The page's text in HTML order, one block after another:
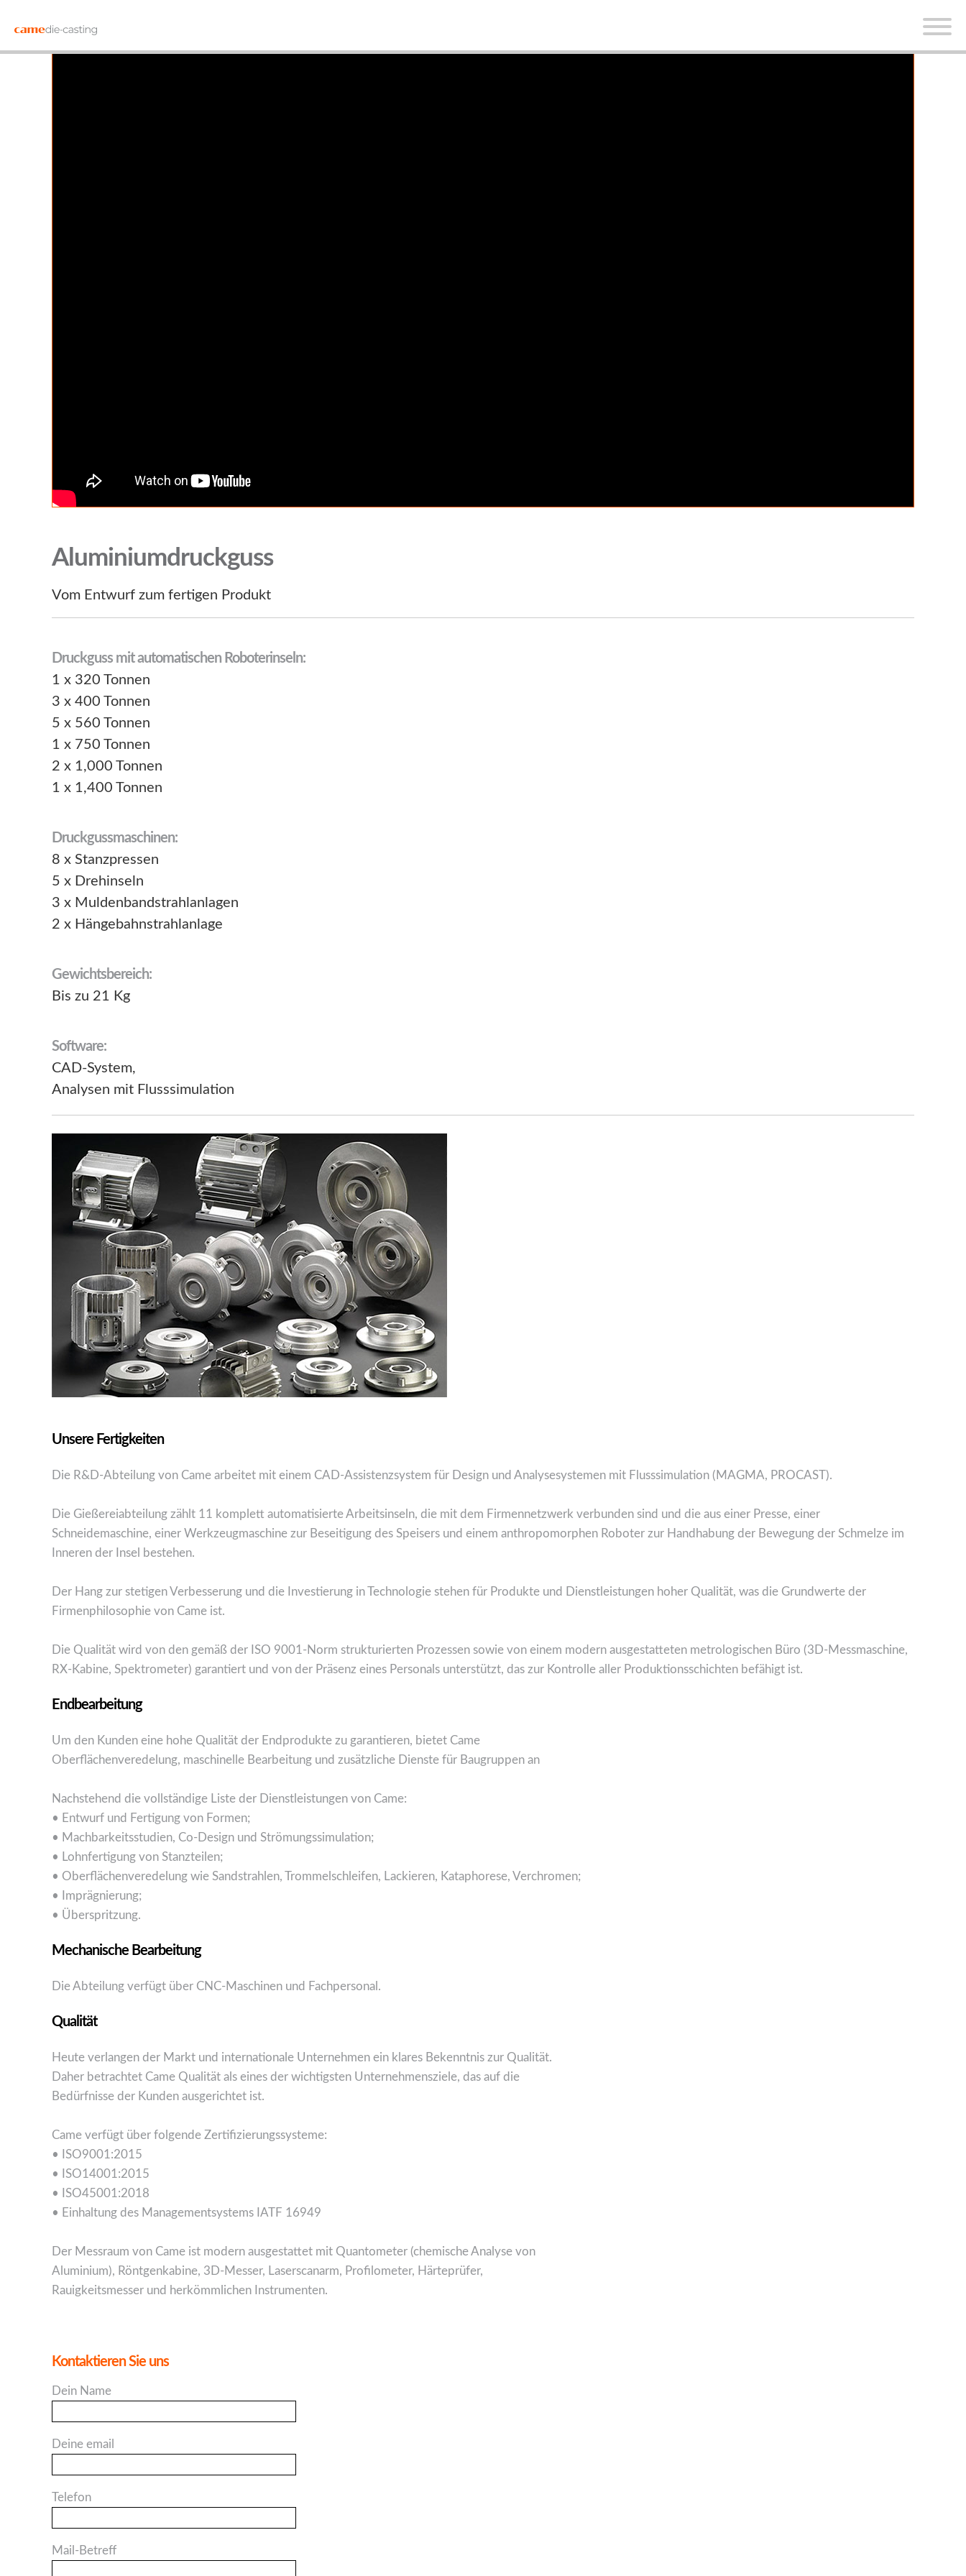
Aluminiumdruckguss
Vom Entwurf zum fertigen Produkt
Druckguss mit automatischen Roboterinseln:
1 x 320 Tonnen
3 x 400 Tonnen
5 x 560 Tonnen
1 x 750 Tonnen
2 x 1,000 Tonnen
1 x 1,400 Tonnen
Druckgussmaschinen:
8 x Stanzpressen
5 x Drehinseln
3 x Muldenbandstrahlanlagen
2 x Hängebahnstrahlanlage
Gewichtsbereich:
Bis zu 21 Kg
Software:
CAD-System,
Analysen mit Flusssimulation
Unsere Fertigkeiten
Die R&D-Abteilung von Came arbeitet mit einem CAD-Assistenzsystem für Design und Analysesystemen mit Flusssimulation (MAGMA, PROCAST).
Die Gießereiabteilung zählt 11 komplett automatisierte Arbeitsinseln, die mit dem Firmennetzwerk verbunden sind und die aus einer Presse, einer
Schneidemaschine, einer Werkzeugmaschine zur Beseitigung des Speisers und einem anthropomorphen Roboter zur Handhabung der Bewegung der Schmelze im
Inneren der Insel bestehen.
Der Hang zur stetigen Verbesserung und die Investierung in Technologie stehen für Produkte und Dienstleistungen hoher Qualität, was die Grundwerte der
Firmenphilosophie von Came ist.
Die Qualität wird von den gemäß der ISO 9001-Norm strukturierten Prozessen sowie von einem modern ausgestatteten metrologischen Büro (3D-Messmaschine,
RX-Kabine, Spektrometer) garantiert und von der Präsenz eines Personals unterstützt, das zur Kontrolle aller Produktionsschichten befähigt ist.
Endbearbeitung
Um den Kunden eine hohe Qualität der Endprodukte zu garantieren, bietet Came
Oberflächenveredelung, maschinelle Bearbeitung und zusätzliche Dienste für Baugruppen an
Nachstehend die vollständige Liste der Dienstleistungen von Came:
• Entwurf und Fertigung von Formen;
• Machbarkeitsstudien, Co-Design und Strömungssimulation;
• Lohnfertigung von Stanzteilen;
• Oberflächenveredelung wie Sandstrahlen, Trommelschleifen, Lackieren, Kataphorese, Verchromen;
• Imprägnierung;
• Überspritzung.
Mechanische Bearbeitung
Die Abteilung verfügt über CNC-Maschinen und Fachpersonal.
Qualität
Heute verlangen der Markt und internationale Unternehmen ein klares Bekenntnis zur Qualität.
Daher betrachtet Came Qualität als eines der wichtigsten Unternehmensziele, das auf die
Bedürfnisse der Kunden ausgerichtet ist.
Came verfügt über folgende Zertifizierungssysteme:
• ISO9001:2015
• ISO14001:2015
• ISO45001:2018
• Einhaltung des Managementsystems IATF 16949
Der Messraum von Came ist modern ausgestattet mit Quantometer (chemische Analyse von
Aluminium), Röntgenkabine, 3D-Messer, Laserscanarm, Profilometer, Härteprüfer,
Rauigkeitsmesser und herkömmlichen Instrumenten.
Kontaktieren Sie uns
Dein Name
Deine email
Telefon
Mail-Betreff